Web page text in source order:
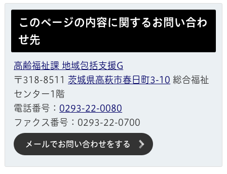
このページの内容に関するお問い合わ
せ先
高齢福祉課 地域包括支援G
〒318-8511 茨城県高萩市春日町3-10 総合福祉
センター1階
電話番号： 0293-22-0080
ファクス番号：0293-22-0700
メールでお問い合わせをする